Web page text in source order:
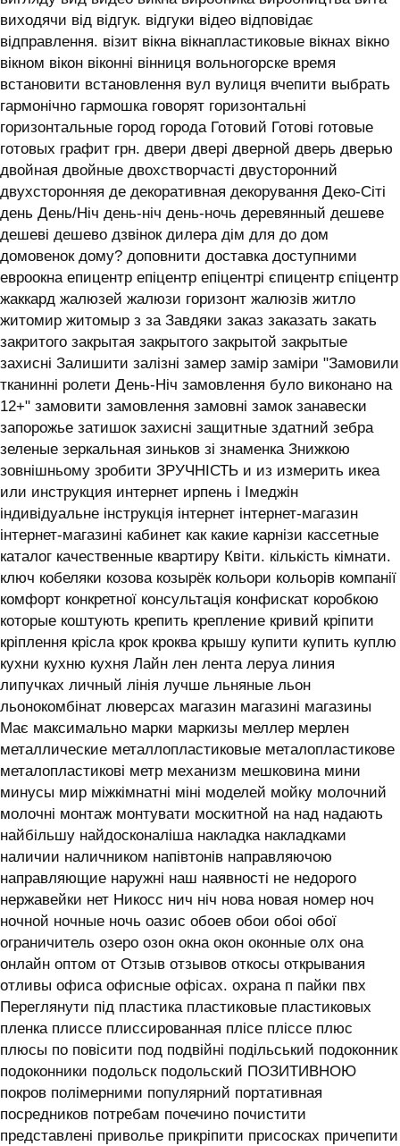
виходячи від відгук. відгуки відео відповідає
відправлення. візит вікна вікнапластиковые вікнах вікно
вікном вікон віконні вінниця вольногорске время
встановити встановлення вул вулиця вчепити выбрать
гармонічно гармошка говорят горизонтальні
горизонтальные город города Готовий Готові готовые
готовых графит грн. двери двері дверной дверь дверью
двойная двойные двохстворчасті двусторонний
двухсторонняя де декоративная декорування Деко-Сіті
день День/Ніч день-ніч день-ночь деревянный дешеве
дешеві дешево дзвінок дилера дім для до дом
домовенок дому? доповнити доставка доступними
евроокна епицентр епіцентр епіцентрі єпицентр єпіцентр
жаккард жалюзей жалюзи горизонт жалюзів житло
житомир житомыр з за Завдяки заказ заказать закать
закритого закрытая закрытого закрытой закрытые
захисні Залишити залізні замер замір заміри "Замовили
тканинні ролети День-Ніч замовлення було виконано на
12+" замовити замовлення замовні замок занавески
запорожье затишок захисні защитные здатний зебра
зеленые зеркальная зиньков зі знаменка Знижкою
зовнішньому зробити ЗРУЧНІСТЬ и из измерить икеа
или инструкция интернет ирпень і ‎Імеджін
індивідуальне інструкція інтернет інтернет-магазин
інтернет-магазині кабинет как какие карнізи кассетные
каталог качественные квартиру Квіти. кількість кімнати.
ключ кобеляки козова козырёк кольори кольорів компанії
комфорт конкретної консультація конфискат коробкою
которые коштують крепить крепление кривий кріпити
кріплення крісла крок кроква крышу купити купить куплю
кухни кухню кухня ‎Лайн лен лента леруа линия
липучках личный лінія лучше льняные льон
льонокомбінат люверсах магазин магазині магазины
Має максимально марки маркизы меллер мерлен
металлические металлопластиковые металопластикове
металопластикові метр механизм мешковина мини
минусы мир міжкімнатні міні моделей мойку молочний
молочні монтаж монтувати москитной на над надають
найбільшу найдосконаліша накладка накладками
наличии наличником напівтонів направляючою
направляющие наружні наш наявності не недорого
нержавейки нет Никосс нич ніч нова новая номер ноч
ночной ночные ночь оазис обоев обои обоі обої
ограничитель озеро озон окна окон оконные олх она
онлайн оптом от Отзыв отзывов откосы открывания
отливы офиса офисные офісах. охрана п пайки пвх
Переглянути під пластика пластиковые пластиковых
пленка плиссе плиссированная плісе пліссе плюс
плюсы по повісити под подвійні подільський подоконник
подоконники подольск подольский ПОЗИТИВНОЮ
покров полімерними популярний портативная
посредников потребам почечино почистити
представлені приволье прикріпити присосках причепити